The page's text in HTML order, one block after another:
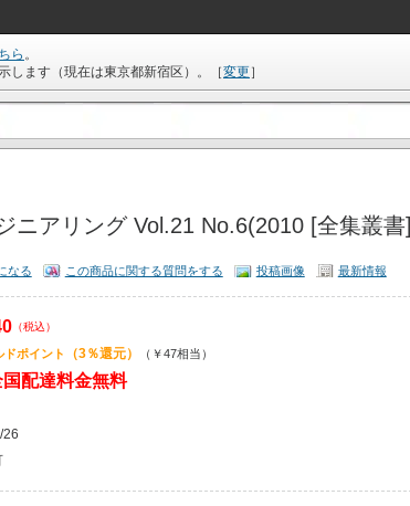
ら 。
します（現在は東京都新宿区 ）。 ［変更］
ニアリング Vol.21 No.6(2010 [全集叢書]
なる この商品に関する質問をする 投稿画像 最新情報
（税込）
ドポイント （3％還元） （￥47相当）
国配達料金無料
26